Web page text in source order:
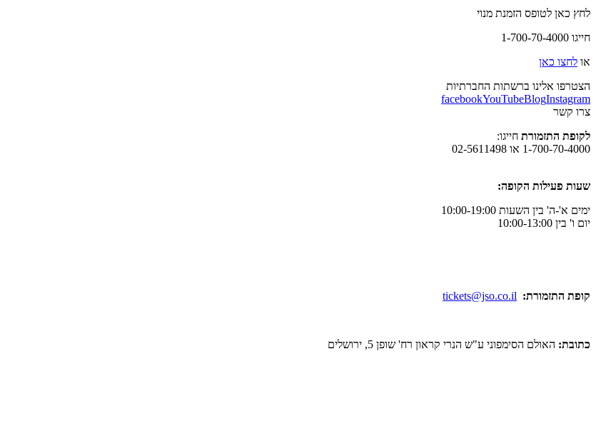
לחץ כאן לטופס הזמנת מנוי
חייגו 1-700-70-4000
או לחצו כאן
הצטרפו אלינו ברשתות החברתיות
facebookYouTubeBlogInstagram
צרו קשר
לקופת התזמורת חייגו:
1-700-70-4000 או 02-5611498
שעות פעילות הקופה:
ימים א'-ה' בין השעות 10:00-19:00
יום ו' בין 10:00-13:00
קופת התזמורת: tickets@jso.co.il
כתובת: האולם הסימפוני ע"ש הנרי קראון רח' שופן 5, ירושלים